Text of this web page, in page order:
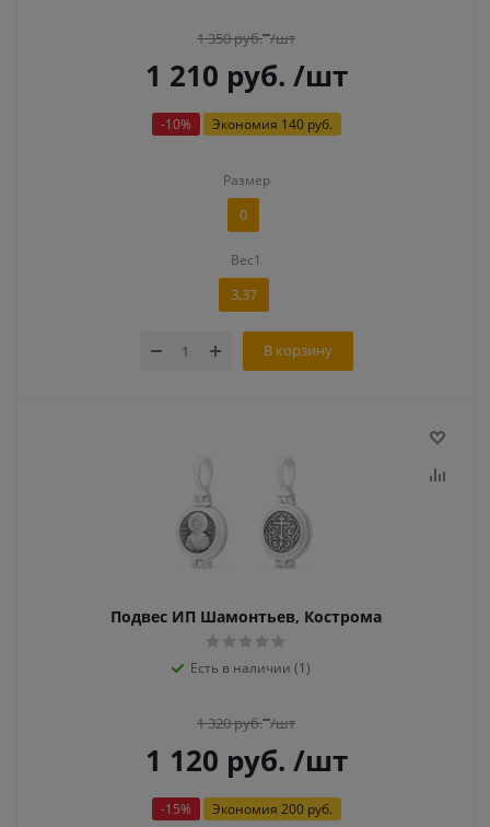
1 350руб. /шт
1 210 руб. /шт
-10% Экономия 140 руб.
Размер
0
Вес1
3,37
В корзину
Подвес ИП Шамонтьев, Кострома
Есть в наличии (1)
1 320руб. /шт
1 120 руб. /шт
-15% Экономия 200 руб.